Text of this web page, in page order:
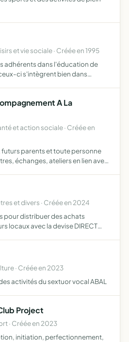
et vie sociale · Créée en 1995
adhérents dans l'éducation de
ci s'intègrent bien dans
A La
et action sociale · Créée en
parents et toute personne
échanges, ateliers en lien avec
et divers · Créée en 2024
pour distribuer des achats
locaux avec la devise DIRECT
· Créée en 2023
activités du sextuor vocal ABAL
Project
· Créée en 2023
initiation, perfectionnement,